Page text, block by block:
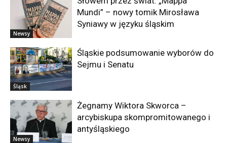
Newsy
Mundi” – nowy tomik Mirosława
Syniawy w języku śląskim
Śląsk
Śląskie podsumowanie wyborów do
Sejmu i Senatu
Newsy
Żegnamy Wiktora Skworca –
arcybiskupa skompromitowanego i
antyśląskiego